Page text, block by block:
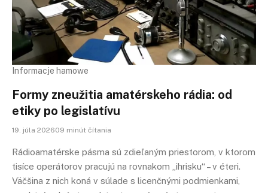
Informacje hamowe
Formy zneužitia amatérskeho rádia: od
etiky po legislatívu
19. júla 202609 minút čítania
Rádioamatérske pásma sú zdieľaným priestorom, v ktorom
tisíce operátorov pracujú na rovnakom „ihrisku“ – v éteri.
Väčšina z nich koná v súlade s licenčnými podmienkami,